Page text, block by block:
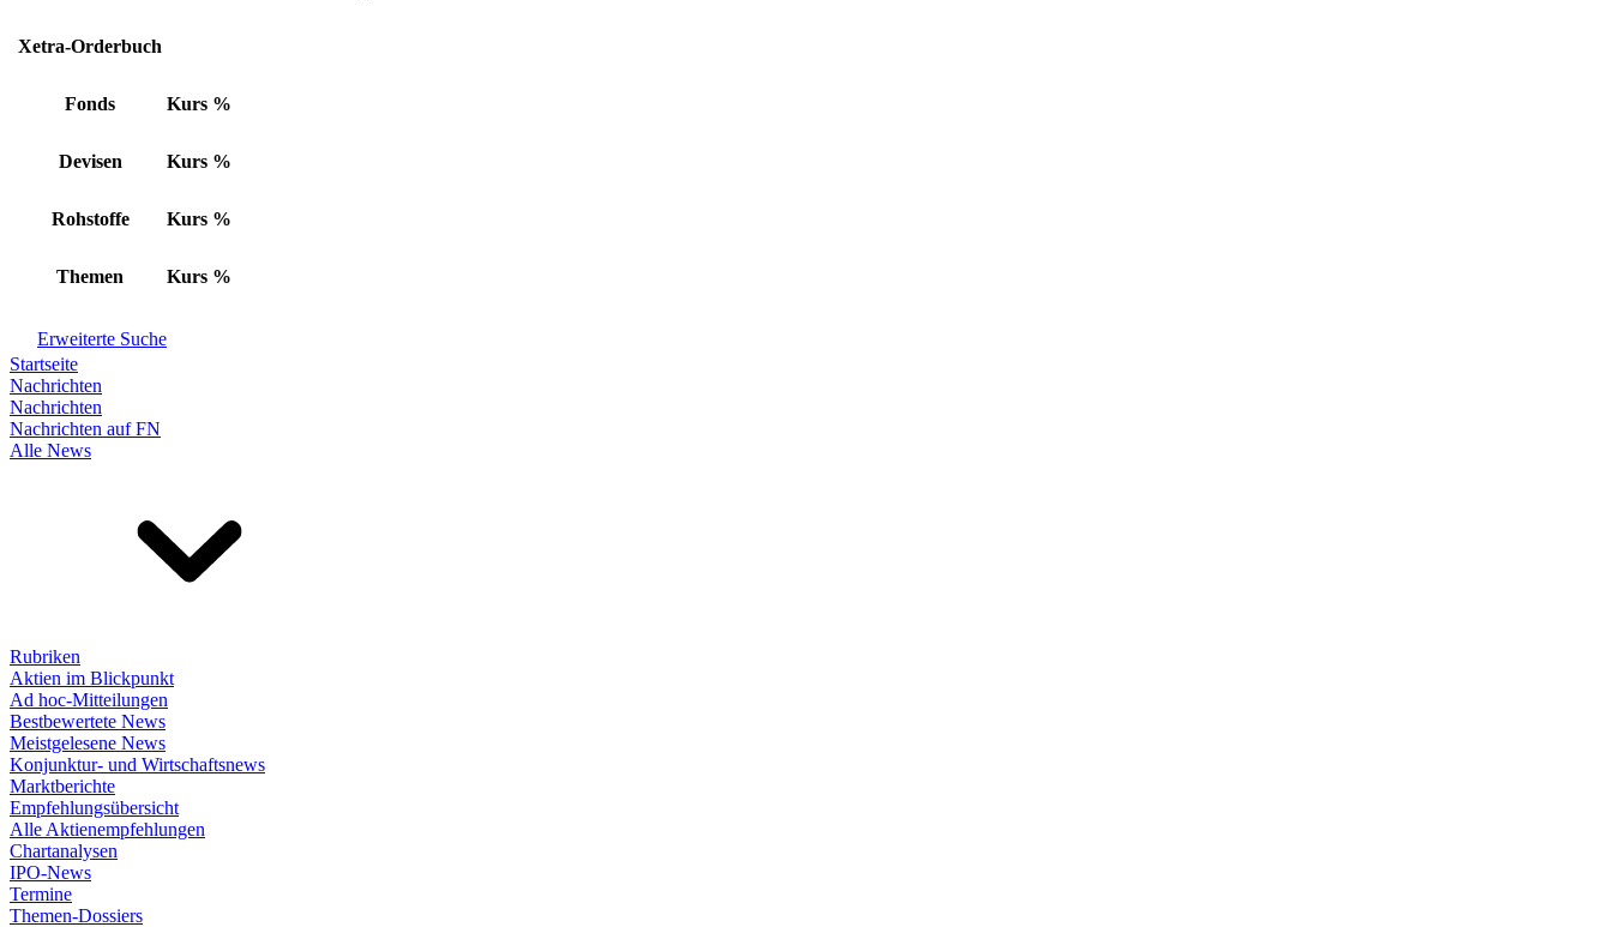
Xetra-Orderbuch
Fonds Kurs %
Devisen Kurs %
Rohstoffe Kurs %
Themen Kurs %
Erweiterte Suche
Startseite
Nachrichten
Nachrichten
Nachrichten auf FN
Alle News
Rubriken
Aktien im Blickpunkt
Ad hoc-Mitteilungen
Bestbewertete News
Meistgelesene News
Konjunktur- und Wirtschaftsnews
Marktberichte
Empfehlungsübersicht
Alle Aktienempfehlungen
Chartanalysen
IPO-News
Termine
Themen-Dossiers